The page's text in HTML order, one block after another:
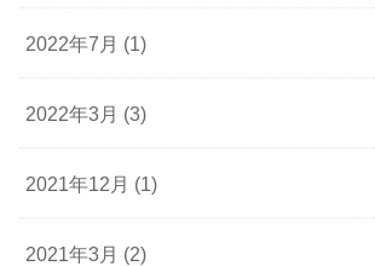
2022年7月 (1)
2022年3月 (3)
2021年12月 (1)
2021年3月 (2)